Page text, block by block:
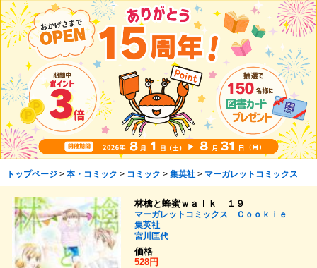
トップページ> 本・コミック > コミック > 集英社> マーガレットコミックス
林檎と蜂蜜ｗａｌｋ １９
マーガレットコミックス Ｃｏｏｋｉｅ
集英社
宮川匡代
価格
528円